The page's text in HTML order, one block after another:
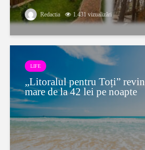
Redactia 1.431 vizualizări
LIFE
„Litoralul pentru Toți”
mare de la 42 lei pe noapte